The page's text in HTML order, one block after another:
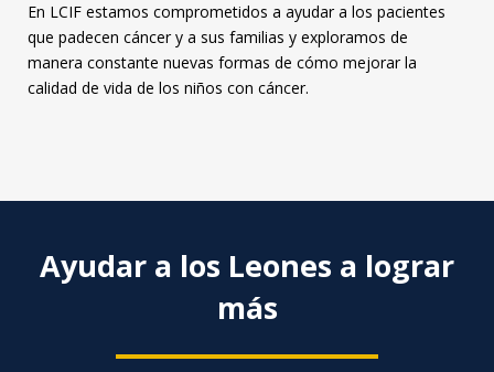
En LCIF estamos comprometidos a ayudar a los pacientes
que padecen cáncer y a sus familias y exploramos de
manera constante nuevas formas de cómo mejorar la
calidad de vida de los niños con cáncer.
Ayudar a los Leones a lograr
más